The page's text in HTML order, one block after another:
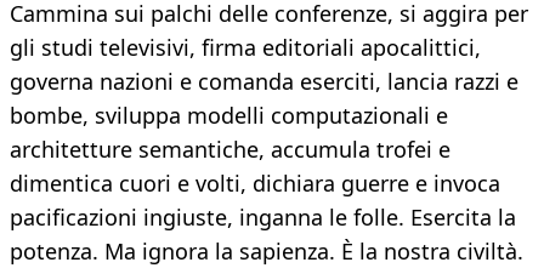
Cammina sui palchi delle conferenze, si aggira per
gli studi televisivi, firma editoriali apocalittici,
governa nazioni e comanda eserciti, lancia razzi e
bombe, sviluppa modelli computazionali e
architetture semantiche, accumula trofei e
dimentica cuori e volti, dichiara guerre e invoca
pacificazioni ingiuste, inganna le folle. Esercita la
potenza. Ma ignora la sapienza. È la nostra civiltà.